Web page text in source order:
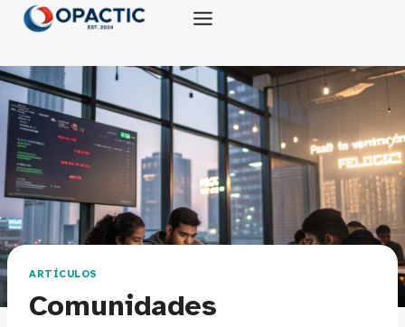
Saltar
ARTÍCULOS
Comunidades